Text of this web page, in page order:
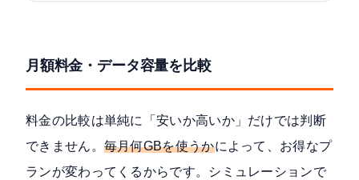
月額料金・データ容量を比較
料金の比較は単純に「安いか高いか」だけでは判断
できません。 毎月何GBを使うかによって、お得なプ
ランが変わってくるからです。シミュレーションで